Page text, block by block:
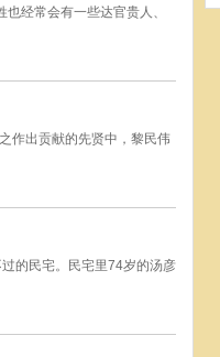
经常会有一些达官贵人、
作出贡献的先贤中，黎民伟
的民宅。民宅里74岁的汤彦